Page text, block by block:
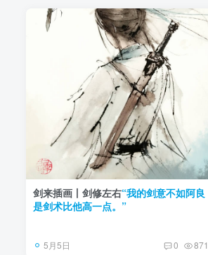
剑来插画丨剑修左右“我的剑意不如阿良
是剑术比他高一点。”
5月5日 0 871